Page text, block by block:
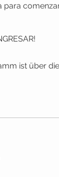
para
ist über